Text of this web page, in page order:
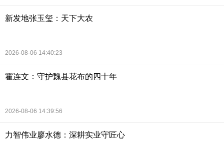
新发地张玉玺：天下大农
2026-08-06 14:40:23
霍连文：守护魏县花布的四十年
2026-08-06 14:39:56
力智伟业廖水德：深耕实业守匠心